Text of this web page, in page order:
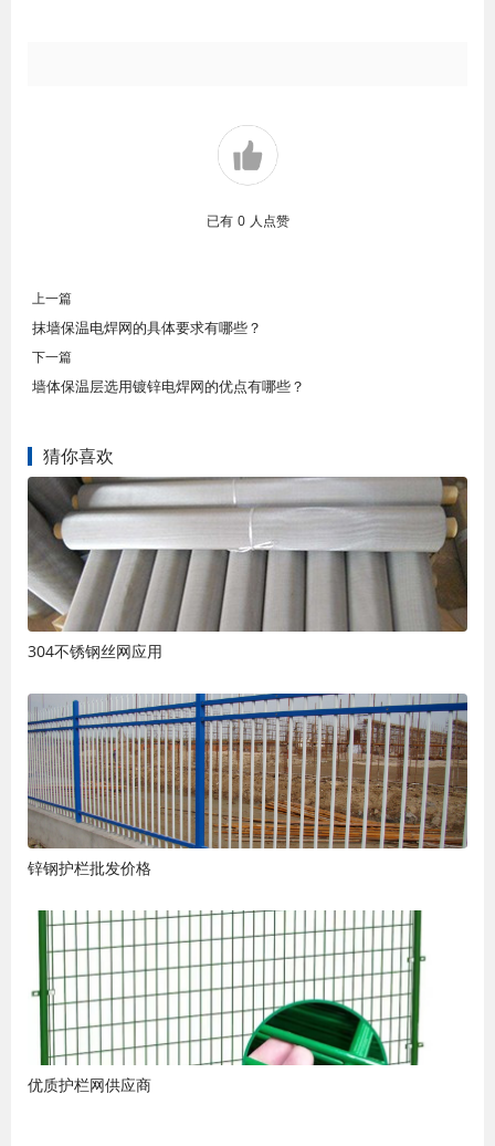
已有 0 人点赞
上一篇
抹墙保温电焊网的具体要求有哪些？
下一篇
墙体保温层选用镀锌电焊网的优点有哪些？
猜你喜欢
304不锈钢丝网应用
锌钢护栏批发价格
优质护栏网供应商